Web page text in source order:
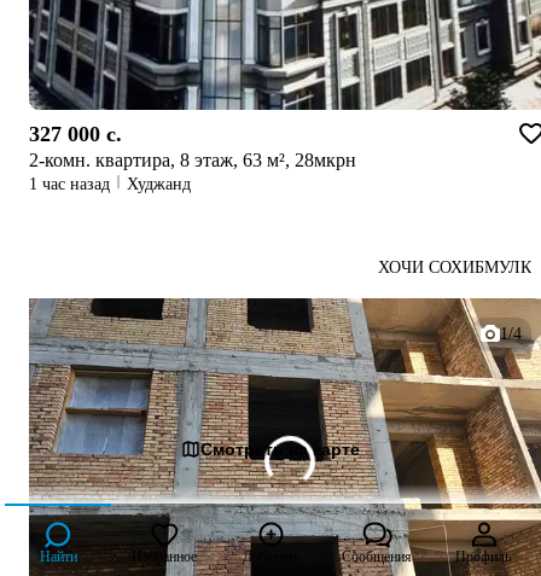
327 000 c.
2-комн. квартира, 8 этаж, 63 м², 28мкрн
1 час назад Худжанд
ХОЧИ СОХИБМУЛК
1/4
Смотреть на карте
Найти Избранное Добавить Сообщения Профиль